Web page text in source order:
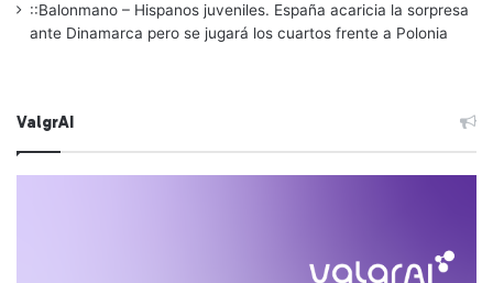
::Balonmano – Hispanos juveniles. España acaricia la sorpresa
ante Dinamarca pero se jugará los cuartos frente a Polonia
ValgrAI